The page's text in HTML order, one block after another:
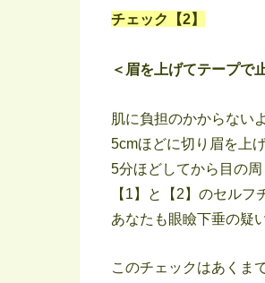
チェック【2】
＜眉を上げてテープで
肌に負担のかからない
5cmほどに切り眉を上
5分ほどしてから目の
【1】と【2】のセルフ
あなたも眼瞼下垂の疑
このチェックはあくま